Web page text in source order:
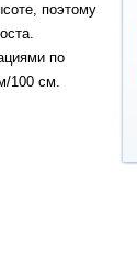
поэтому
по
100 cм.